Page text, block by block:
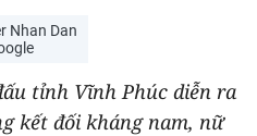
Nhan Dan
tỉnh Vĩnh Phúc diễn ra
kết đối kháng nam, nữ